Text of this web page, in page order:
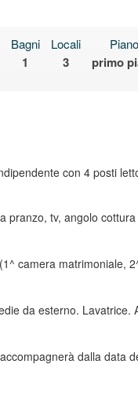
Bagni
1
Locali
3
Piano
primo
con 4 posti
pranzo, tv, angolo
camera matrimoniale,
da esterno.
dalla data